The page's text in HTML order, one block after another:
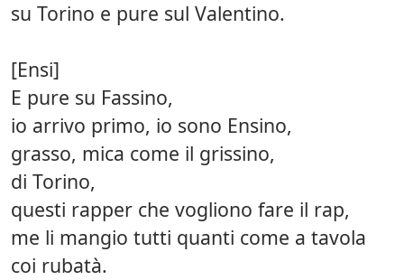
su Torino e pure sul Valentino.
[Ensi]
E pure su Fassino,
io arrivo primo, io sono Ensino,
grasso, mica come il grissino,
di Torino,
questi rapper che vogliono fare il rap,
me li mangio tutti quanti come a tavola
coi rubatà.